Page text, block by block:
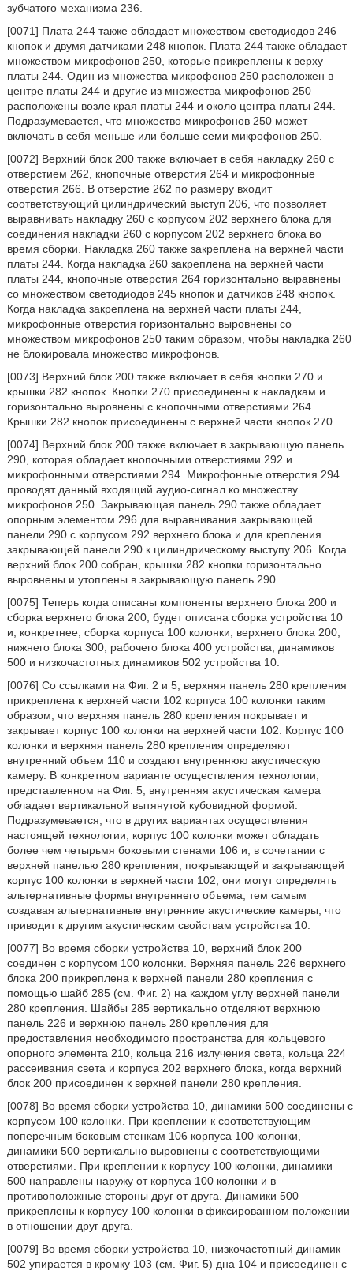
зубчатого механизма 236.
[0071] Плата 244 также обладает множеством светодиодов 246
кнопок и двумя датчиками 248 кнопок. Плата 244 также обладает
множеством микрофонов 250, которые прикреплены к верху
платы 244. Один из множества микрофонов 250 расположен в
центре платы 244 и другие из множества микрофонов 250
расположены возле края платы 244 и около центра платы 244.
Подразумевается, что множество микрофонов 250 может
включать в себя меньше или больше семи микрофонов 250.
[0072] Верхний блок 200 также включает в себя накладку 260 с
отверстием 262, кнопочные отверстия 264 и микрофонные
отверстия 266. В отверстие 262 по размеру входит
соответствующий цилиндрический выступ 206, что позволяет
выравнивать накладку 260 с корпусом 202 верхнего блока для
соединения накладки 260 с корпусом 202 верхнего блока во
время сборки. Накладка 260 также закреплена на верхней части
платы 244. Когда накладка 260 закреплена на верхней части
платы 244, кнопочные отверстия 264 горизонтально выравнены
со множеством светодиодов 245 кнопок и датчиков 248 кнопок.
Когда накладка закреплена на верхней части платы 244,
микрофонные отверстия горизонтально выровнены со
множеством микрофонов 250 таким образом, чтобы накладка 260
не блокировала множество микрофонов.
[0073] Верхний блок 200 также включает в себя кнопки 270 и
крышки 282 кнопок. Кнопки 270 присоединены к накладкам и
горизонтально выровнены с кнопочными отверстиями 264.
Крышки 282 кнопок присоединены с верхней части кнопок 270.
[0074] Верхний блок 200 также включает в закрывающую панель
290, которая обладает кнопочными отверстиями 292 и
микрофонными отверстиями 294. Микрофонные отверстия 294
проводят данный входящий аудио-сигнал ко множеству
микрофонов 250. Закрывающая панель 290 также обладает
опорным элементом 296 для выравнивания закрывающей
панели 290 с корпусом 292 верхнего блока и для крепления
закрывающей панели 290 к цилиндрическому выступу 206. Когда
верхний блок 200 собран, крышки 282 кнопки горизонтально
выровнены и утоплены в закрывающую панель 290.
[0075] Теперь когда описаны компоненты верхнего блока 200 и
сборка верхнего блока 200, будет описана сборка устройства 10
и, конкретнее, сборка корпуса 100 колонки, верхнего блока 200,
нижнего блока 300, рабочего блока 400 устройства, динамиков
500 и низкочастотных динамиков 502 устройства 10.
[0076] Со ссылками на Фиг. 2 и 5, верхняя панель 280 крепления
прикреплена к верхней части 102 корпуса 100 колонки таким
образом, что верхняя панель 280 крепления покрывает и
закрывает корпус 100 колонки на верхней части 102. Корпус 100
колонки и верхняя панель 280 крепления определяют
внутренний объем 110 и создают внутреннюю акустическую
камеру. В конкретном варианте осуществления технологии,
представленном на Фиг. 5, внутренняя акустическая камера
обладает вертикальной вытянутой кубовидной формой.
Подразумевается, что в других вариантах осуществления
настоящей технологии, корпус 100 колонки может обладать
более чем четырьмя боковыми стенами 106 и, в сочетании с
верхней панелью 280 крепления, покрывающей и закрывающей
корпус 100 колонки в верхней части 102, они могут определять
альтернативные формы внутреннего объема, тем самым
создавая альтернативные внутренние акустические камеры, что
приводит к другим акустическим свойствам устройства 10.
[0077] Во время сборки устройства 10, верхний блок 200
соединен с корпусом 100 колонки. Верхняя панель 226 верхнего
блока 200 прикреплена к верхней панели 280 крепления с
помощью шайб 285 (см. Фиг. 2) на каждом углу верхней панели
280 крепления. Шайбы 285 вертикально отделяют верхнюю
панель 226 и верхнюю панель 280 крепления для
предоставления необходимого пространства для кольцевого
опорного элемента 210, кольца 216 излучения света, кольца 224
рассеивания света и корпуса 202 верхнего блока, когда верхний
блок 200 присоединен к верхней панели 280 крепления.
[0078] Во время сборки устройства 10, динамики 500 соединены с
корпусом 100 колонки. При креплении к соответствующим
поперечным боковым стенкам 106 корпуса 100 колонки,
динамики 500 вертикально выровнены с соответствующими
отверстиями. При креплении к корпусу 100 колонки, динамики
500 направлены наружу от корпуса 100 колонки и в
противоположные стороны друг от друга. Динамики 500
прикреплены к корпусу 100 колонки в фиксированном положении
в отношении друг друга.
[0079] Во время сборки устройства 10, низкочастотный динамик
502 упирается в кромку 103 (см. Фиг. 5) дна 104 и присоединен с